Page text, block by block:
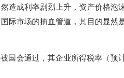
造成利率剧烈上升，资产价格泡
际市场的抽血管道，其目的显然
国会通过，其企业所得税率（预